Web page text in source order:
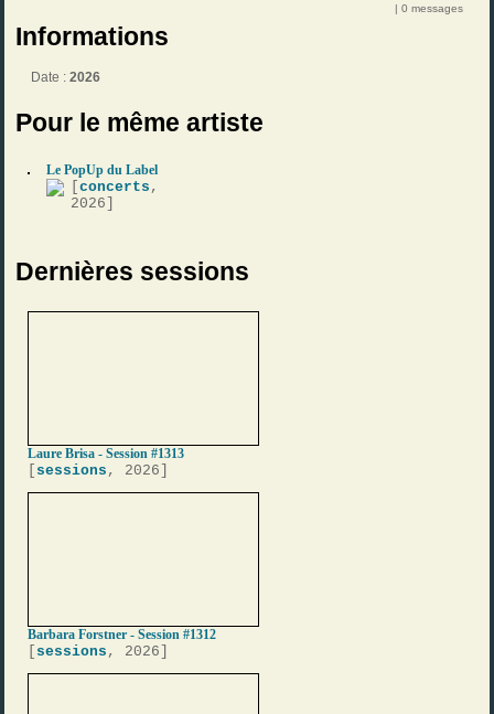
| 0 messages
Informations
Date :2026
Pour le même artiste
Le PopUp du Label
[concerts ,
2026]
Dernières sessions
Laure Brisa - Session #1313
sessions , 2026]
Barbara Forstner - Session #1312
sessions , 2026]